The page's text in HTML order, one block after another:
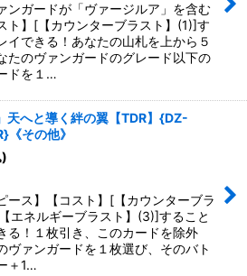
ンガードが「ヴァージルア」を含む
ト】[【カウンターブラスト】(1)]す
イできる！あなたの山札を上から５
たのヴァンガードのグレード以下の
ドを１…
天へと導く絆の翼【TDR】{DZ-
その他》
ース】【コスト】[【カウンターブラ
エネルギーブラスト】(3)]すること
る！１枚引き、このカードを除外
ヴァンガードを１枚選び、そのバト
＋1…